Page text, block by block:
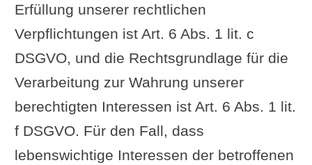
Erfüllung unserer rechtlichen
Verpflichtungen ist Art. 6 Abs. 1 lit. c
DSGVO, und die Rechtsgrundlage für die
Verarbeitung zur Wahrung unserer
berechtigten Interessen ist Art. 6 Abs. 1 lit.
f DSGVO. Für den Fall, dass
lebenswichtige Interessen der betroffenen